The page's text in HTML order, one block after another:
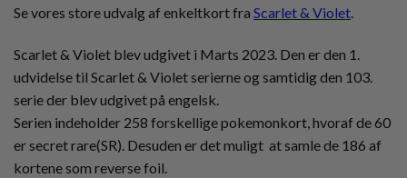
Se vores store udvalg af enkeltkort fra Scarlet & Violet.
Scarlet & Violet blev udgivet i Marts 2023. Den er den 1.
udvidelse til Scarlet & Violet serierne og samtidig den 103.
serie der blev udgivet på engelsk.
Serien indeholder 258 forskellige pokemonkort, hvoraf de 60
er secret rare(SR). Desuden er det muligt at samle de 186 af
kortene som reverse foil.